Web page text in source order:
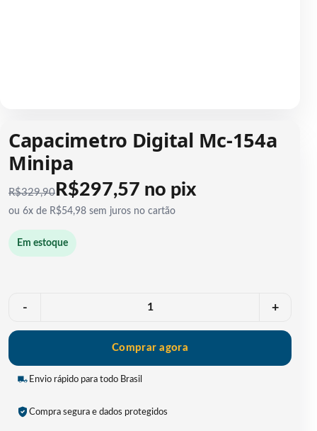
Capacimetro Digital Mc-154a
Minipa
R$329,90 R$297,57 no pix
ou 6x de R$54,98 sem juros no cartão
Em estoque
- +
Comprar agora
Envio rápido para todo Brasil
Compra segura e dados protegidos